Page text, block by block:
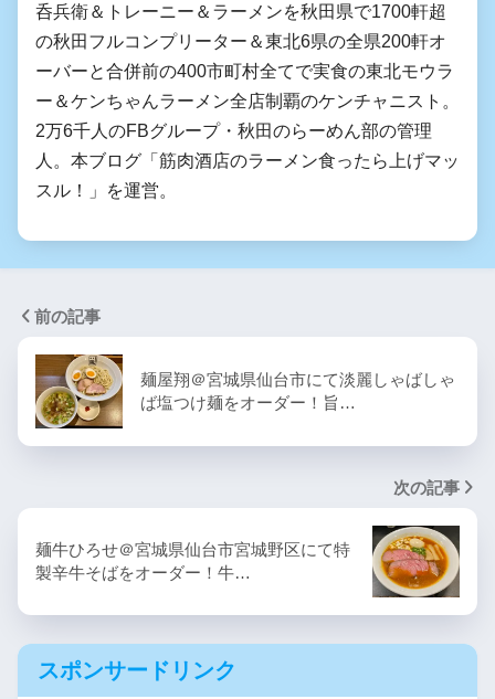
呑兵衛＆トレーニー＆ラーメンを秋田県で1700軒超
の秋田フルコンプリーター＆東北6県の全県200軒オ
ーバーと合併前の400市町村全てで実食の東北モウラ
ー＆ケンちゃんラーメン全店制覇のケンチャニスト。
2万6千人のFBグループ・秋田のらーめん部の管理
人。本ブログ「筋肉酒店のラーメン食ったら上げマッ
スル！」を運営。
前の記事
麺屋翔＠宮城県仙台市にて淡麗しゃばしゃ
ば塩つけ麺をオーダー！旨…
次の記事
麺牛ひろせ＠宮城県仙台市宮城野区にて特
製辛牛そばをオーダー！牛…
スポンサードリンク